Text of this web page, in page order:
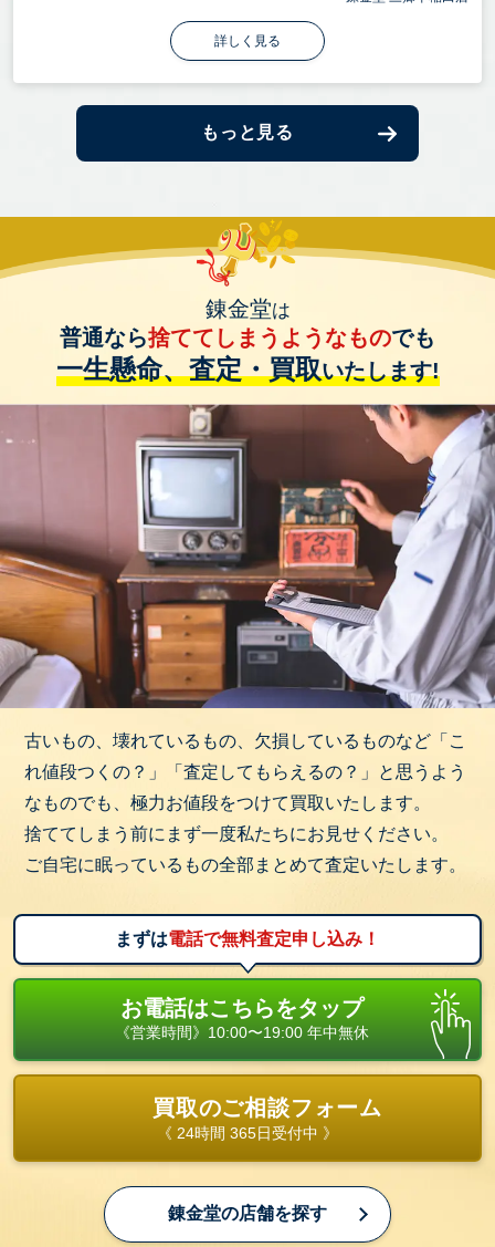
詳しく見る
もっと見る
錬金堂は
普通なら捨ててしまうようなものでも
一生懸命、査定・買取いたします!
古いもの、壊れているもの、欠損しているものなど「こ
れ値段つくの？」「査定してもらえるの？」と思うよう
なものでも、極力お値段をつけて買取いたします。
捨ててしまう前にまず一度私たちにお見せください。
ご自宅に眠っているもの全部まとめて査定いたします。
まずは電話で無料査定申し込み！
お電話はこちらをタップ
《営業時間》10:00〜19:00 年中無休
買取のご相談フォーム
《 24時間 365日受付中 》
錬金堂の店舗を探す